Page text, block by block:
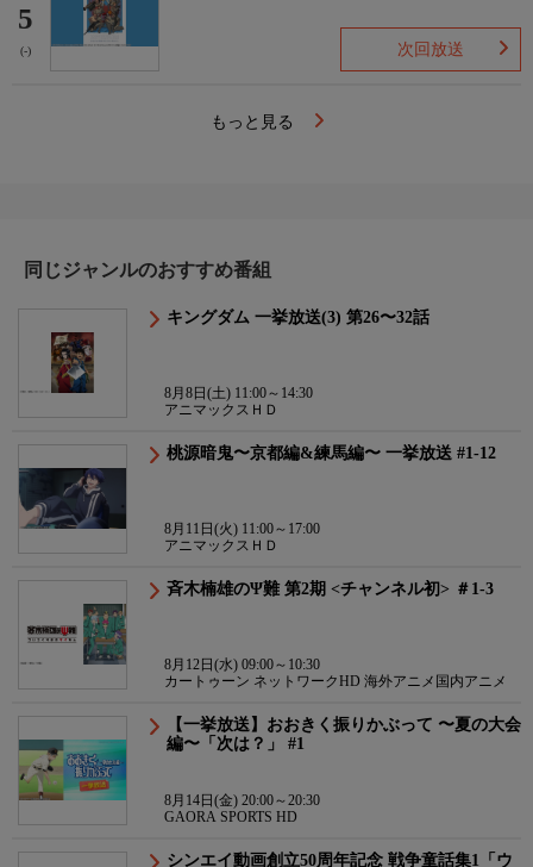
5
(-) 次回放送
もっと見る
同じジャンルのおすすめ番組
キングダム 一挙放送(3) 第26〜32話
8月8日(土) 11:00～14:30
アニマックスＨＤ
桃源暗鬼〜京都編&練馬編〜 一挙放送 #1-12
8月11日(火) 11:00～17:00
アニマックスＨＤ
斉木楠雄のΨ難 第2期 <チャンネル初> ＃1-3
8月12日(水) 09:00～10:30
カートゥーン ネットワークHD 海外アニメ国内アニメ
【一挙放送】おおきく振りかぶって 〜夏の大会
編〜「次は？」 #1
8月14日(金) 20:00～20:30
GAORA SPORTS HD
シンエイ動画創立50周年記念 戦争童話集1「ウ